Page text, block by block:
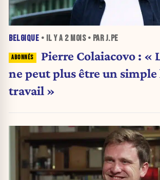
BELGIQUE • IL Y A 2 MOIS• PAR J.PE
Pierre Colaiacovo : «
ne peut plus être un simple
travail »